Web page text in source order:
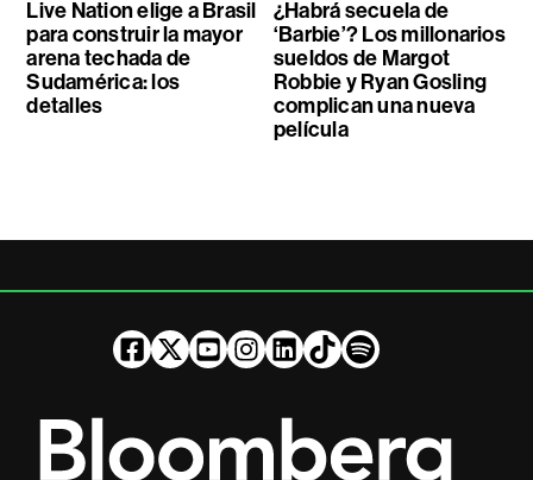
Live Nation elige a Brasil
para construir la mayor
arena techada de
Sudamérica: los
detalles
¿Habrá secuela de
‘Barbie’? Los millonarios
sueldos de Margot
Robbie y Ryan Gosling
complican una nueva
película